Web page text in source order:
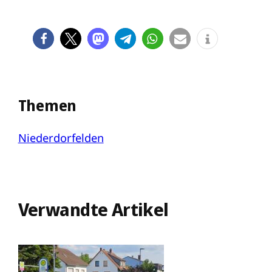
Themen
Niederdorfelden
Verwandte Artikel